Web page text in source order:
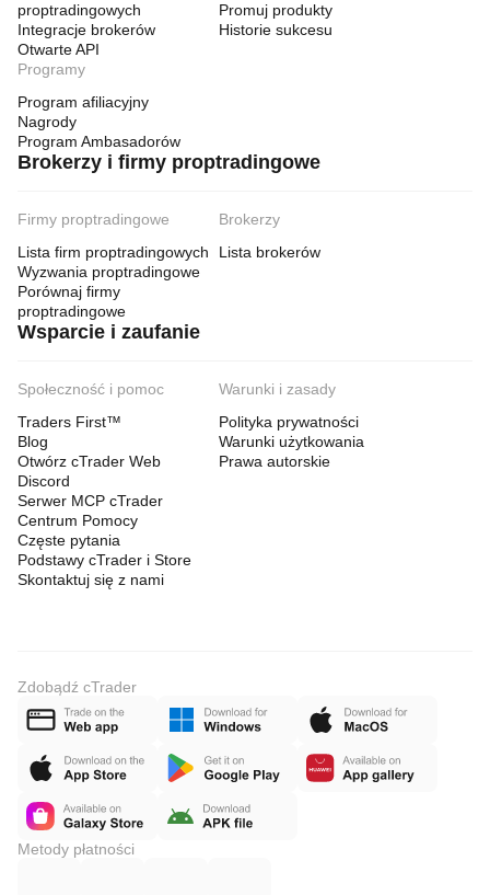
proptradingowych
Integracje brokerów
Otwarte API
Promuj produkty
Historie sukcesu
Programy
Program afiliacyjny
Nagrody
Program Ambasadorów
Brokerzy i firmy proptradingowe
Firmy proptradingowe
Lista firm proptradingowych
Wyzwania proptradingowe
Porównaj firmy
proptradingowe
Brokerzy
Lista brokerów
Wsparcie i zaufanie
Społeczność i pomoc
Traders First™
Blog
Otwórz cTrader Web
Discord
Serwer MCP cTrader
Centrum Pomocy
Częste pytania
Podstawy cTrader i Store
Skontaktuj się z nami
Warunki i zasady
Polityka prywatności
Warunki użytkowania
Prawa autorskie
Zdobądź cTrader
Metody płatności